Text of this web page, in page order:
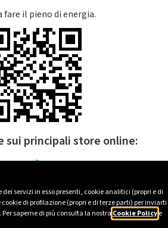
servizi in esso presenti, cookie analitici (propri e di
di profilazione (propri e di terze parti) per inviarti
saperne di più consulta la nostra Cookie Policye
fare il pieno di energia.
sui principali store online: